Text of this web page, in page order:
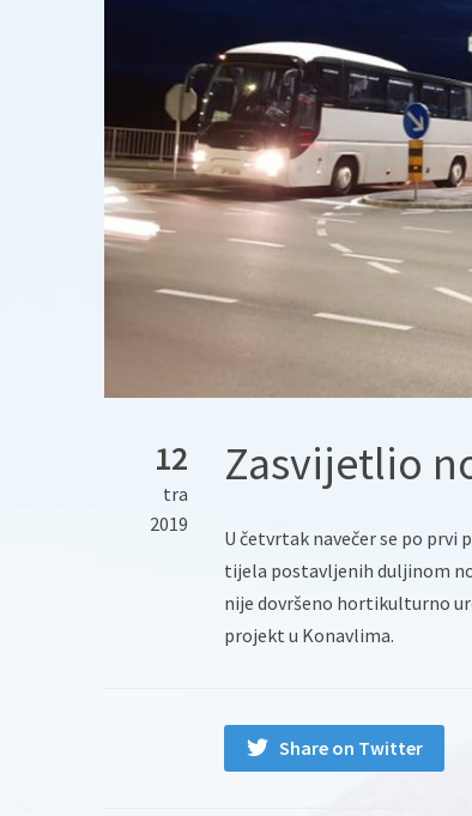
12
tra
2019
Zasvijetlio
U četvrtak navečer se po
tijela postavljenih duljinom
nije dovršeno hortikulturno
projekt u Konavlima.
Share on Twitter